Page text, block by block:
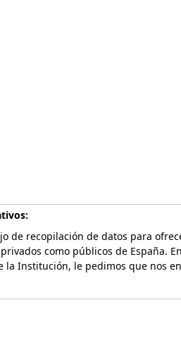
de recopilación de datos para
como públicos de España.
Institución, le pedimos que nos